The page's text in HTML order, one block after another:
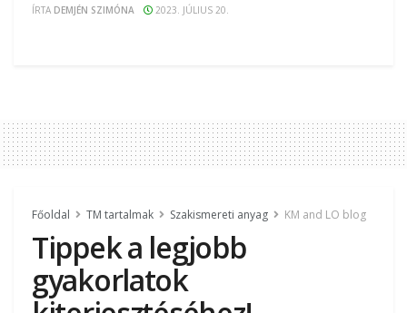
ÍRTA DEMJÉN SZIMÓNA 2023. JÚLIUS 20.
Főoldal TM tartalmak Szakismereti anyag KM and LO blog
Tippek a legjobb
gyakorlatok